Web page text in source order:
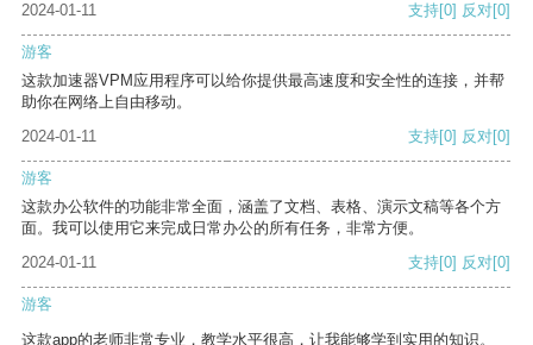
2024-01-11 支持[0] 反对[0]
游客
这款加速器VPM应用程序可以给你提供最高速度和安全性的连接，并帮
助你在网络上自由移动。
2024-01-11
支持[0] 反对[0]
游客
这款办公软件的功能非常全面，涵盖了文档、表格、演示文稿等各个方
面。我可以使用它来完成日常办公的所有任务，非常方便。
2024-01-11
支持[0] 反对[0]
游客
这款app的老师非常专业，教学水平很高，让我能够学到实用的知识。